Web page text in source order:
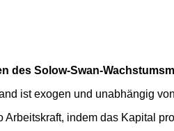
des Solow-Swan-
ist exogen und unabhängig
indem das Kapital